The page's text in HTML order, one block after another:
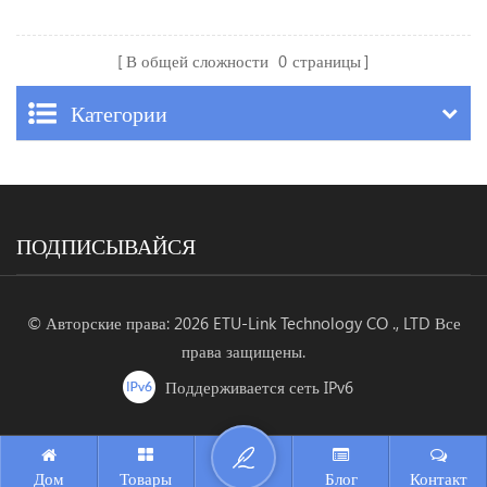
В общей сложности 0 страницы
Категории
ПОДПИСЫВАЙСЯ
© Авторские права: 2026 ETU-Link Technology CO ., LTD Все
права защищены.
Поддерживается сеть IPv6
Дом Товары Блог Контакт